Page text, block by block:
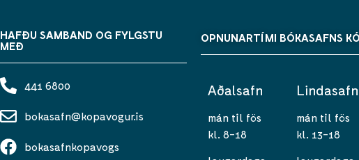
HAFÐU SAMBAND OG FYLGSTU
MEÐ
441 6800
bokasafn@kopavogur.is
bokasafnkopavogs
OPNUNARTÍMI BÓKASAFNS
Aðalsafn
mán til fös
kl. 8-18
Lindasafn
mán til fös
kl. 13-18